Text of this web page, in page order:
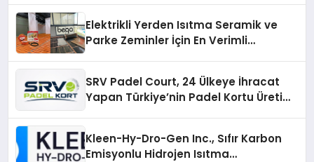
Elektrikli Yerden Isıtma Seramik ve
Parke Zeminler İçin En Verimli
SRV Padel Court, 24 Ülkeye İhracat
Yapan Türkiye’nin Padel Kortu Üretim
Kleen-Hy-Dro-Gen Inc., Sıfır Karbon
Emisyonlu Hidrojen Isıtma